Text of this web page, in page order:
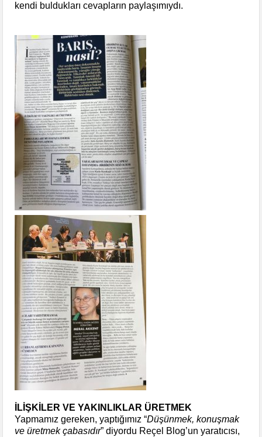
kendi buldukları cevapların paylaşımıydı.
İLİŞKİLER VE YAKINLIKLAR ÜRETMEK
Yapmamız gereken, yaptığımız “Düşünmek, konuşmak
ve üretmek çabasıdır” diyordu Reçel Blog’un yaratıcısı,